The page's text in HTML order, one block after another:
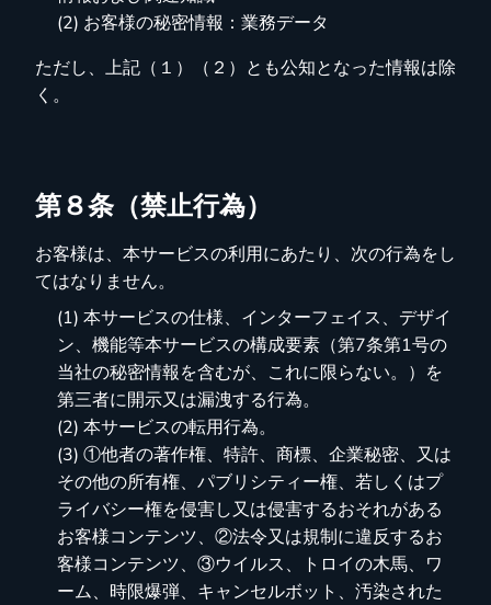
(2) お客様の秘密情報：業務データ
ただし、上記（１）（２）とも公知となった情報は除
く。
第８条（禁止行為）
お客様は、本サービスの利用にあたり、次の行為をし
てはなりません。
(1) 本サービスの仕様、インターフェイス、デザイ
ン、機能等本サービスの構成要素（第7条第1号の
当社の秘密情報を含むが、これに限らない。）を
第三者に開示又は漏洩する行為。
(2) 本サービスの転用行為。
(3) ①他者の著作権、特許、商標、企業秘密、又は
その他の所有権、パブリシティー権、若しくはプ
ライバシー権を侵害し又は侵害するおそれがある
お客様コンテンツ、②法令又は規制に違反するお
客様コンテンツ、③ウイルス、トロイの木馬、ワ
ーム、時限爆弾、キャンセルボット、汚染された